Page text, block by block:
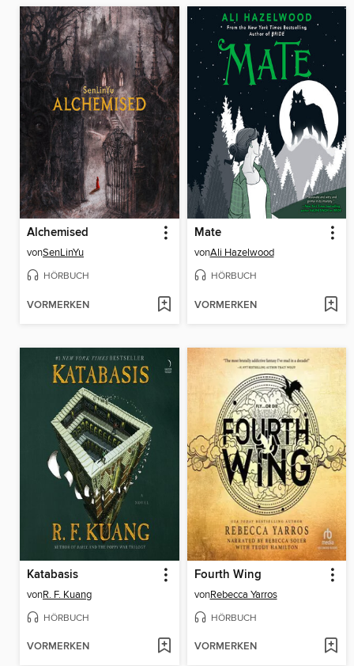
Alchemised
vonSenLinYu
HÖRBUCH
VORMERKEN
Mate
vonAli Hazelwood
HÖRBUCH
VORMERKEN
Katabasis
vonR. F. Kuang
HÖRBUCH
VORMERKEN
Fourth Wing
vonRebecca Yarros
HÖRBUCH
VORMERKEN